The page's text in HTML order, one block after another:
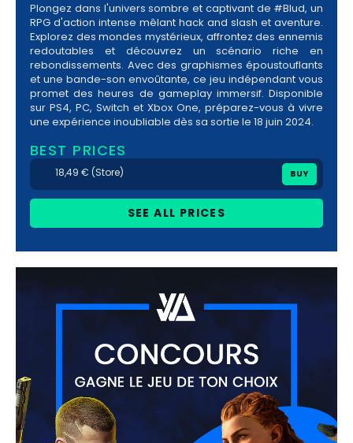
Plongez dans l'univers sombre et captivant de #Blud, un
RPG d'action intense mêlant hack and slash et aventure.
Explorez des mondes mystérieux, affrontez des ennemis
redoutables et découvrez un scénario riche en
rebondissements. Avec des graphismes époustouflants
et une bande-son envoûtante, ce jeu indépendant vous
promet des heures de gameplay immersif. Disponible
sur PS4, PC, Switch et Xbox One, préparez-vous à vivre
une expérience inoubliable dès sa sortie le 18 juin 2024.
BEST PRICES
18,49 € (Store) BUY
SEE ALL PRICES